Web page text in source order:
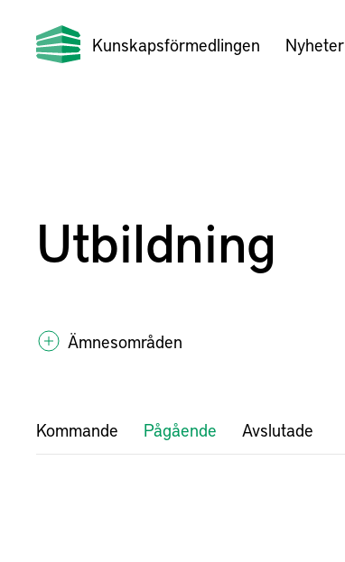
Kunskapsförmedlingen Nyheter
Utbildning
Ämnesområden
Kommande Pågående Avslutade